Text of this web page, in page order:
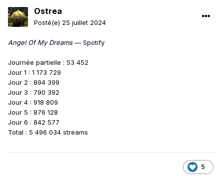
Ostrea
Posté(e) 25 juillet 2024
Angel Of My Dreams— Spotify
Journée partielle : 53 452
Jour 1 : 1 173 729
Jour 2 : 894 399
Jour 3 : 790 392
Jour 4 : 918 809
Jour 5 : 876 128
Jour 6 : 842 577
Total : 5 496 034 streams
5